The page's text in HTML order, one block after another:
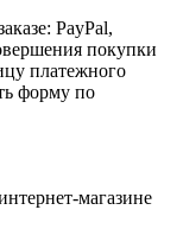
PayPal,
покупки
платежного
форму по
магазине